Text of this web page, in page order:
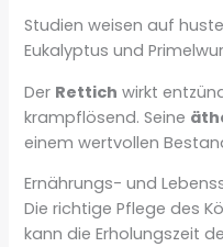
Studien weisen auf
Eukalyptus und
Der Rettich wirkt
krampflösend. Seine
einem wertvollen
Ernährungs- und
Die richtige Pflege des
kann die Erholungszeit